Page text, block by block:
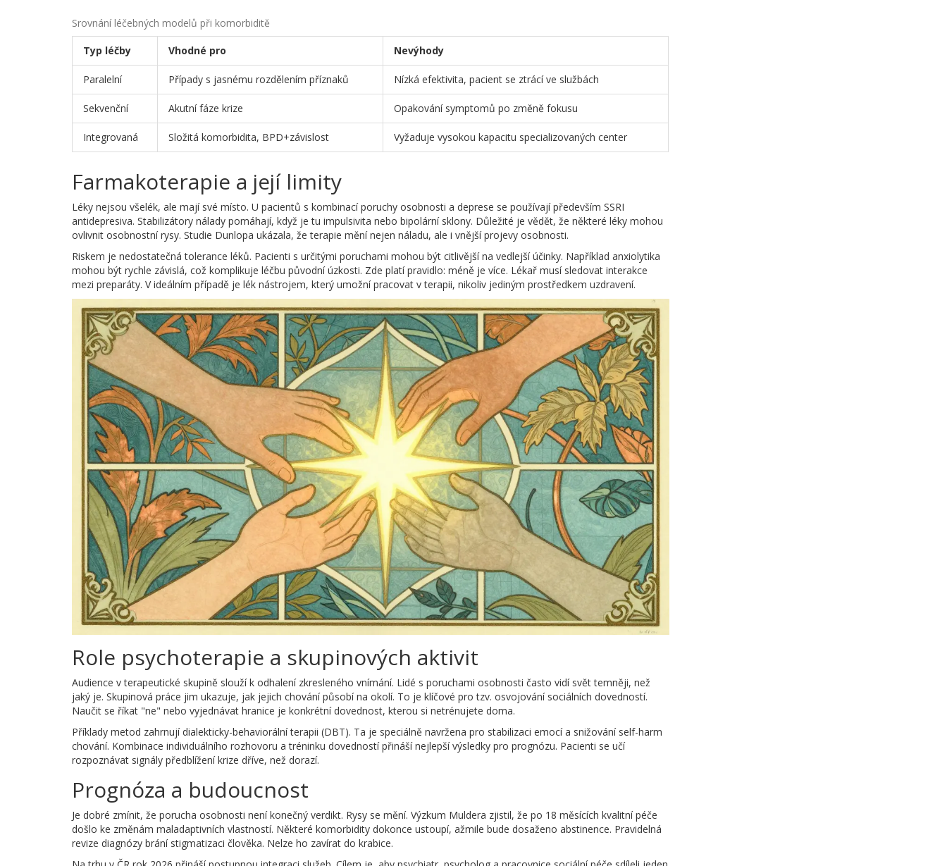
Srovnání léčebných modelů při komorbiditě
Typ léčby Vhodné pro Nevýhody
Paralelní Případy s jasnému rozdělením příznaků Nízká efektivita, pacient se ztrácí ve službách
Sekvenční Akutní fáze krize Opakování symptomů po změně fokusu
Integrovaná Složitá komorbidita, BPD+závislost Vyžaduje vysokou kapacitu specializovaných center
Farmakoterapie a její limity
Léky nejsou všelék, ale mají své místo. U pacientů s kombinací poruchy osobnosti a deprese se používají především SSRI
antidepresiva. Stabilizátory nálady pomáhají, když je tu impulsivita nebo bipolární sklony. Důležité je vědět, že některé léky mohou
ovlivnit osobnostní rysy. Studie Dunlopa ukázala, že terapie mění nejen náladu, ale i vnější projevy osobnosti.
Riskem je nedostatečná tolerance léků. Pacienti s určitými poruchami mohou být citlivější na vedlejší účinky. Například anxiolytika
mohou být rychle závislá, což komplikuje léčbu původní úzkosti. Zde platí pravidlo: méně je více. Lékař musí sledovat interakce
mezi preparáty. V ideálním případě je lék nástrojem, který umožní pracovat v terapii, nikoliv jediným prostředkem uzdravení.
Role psychoterapie a skupinových aktivit
Audience v terapeutické skupině slouží k odhalení zkresleného vnímání. Lidé s poruchami osobnosti často vidí svět temněji, než
jaký je. Skupinová práce jim ukazuje, jak jejich chování působí na okolí. To je klíčové pro tzv. osvojování sociálních dovedností.
Naučit se říkat "ne" nebo vyjednávat hranice je konkrétní dovednost, kterou si netrénujete doma.
Příklady metod zahrnují dialekticky-behaviorální terapii (DBT). Ta je speciálně navržena pro stabilizaci emocí a snižování self-harm
chování. Kombinace individuálního rozhovoru a tréninku dovedností přináší nejlepší výsledky pro prognózu. Pacienti se učí
rozpoznávat signály předblížení krize dříve, než dorazí.
Prognóza a budoucnost
Je dobré zmínit, že porucha osobnosti není konečný verdikt. Rysy se mění. Výzkum Muldera zjistil, že po 18 měsících kvalitní péče
došlo ke změnám maladaptivních vlastností. Některé komorbidity dokonce ustoupí, ažmile bude dosaženo abstinence. Pravidelná
revize diagnózy brání stigmatizaci člověka. Nelze ho zavírat do krabice.